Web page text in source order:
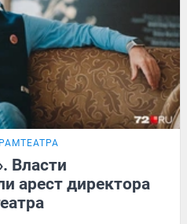
Власти
арест директора